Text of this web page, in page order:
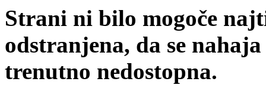
Strani ni bilo mogoče
odstranjena, da se
trenutno nedostopna.